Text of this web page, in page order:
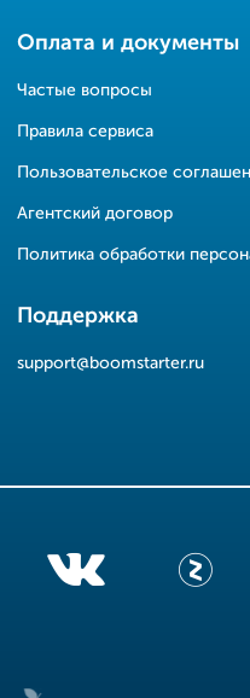
Оплата и документы
Частые вопросы
Правила сервиса
Пользовательское
Агентский договор
Политика обработки
Поддержка
support@boomstarter.ru